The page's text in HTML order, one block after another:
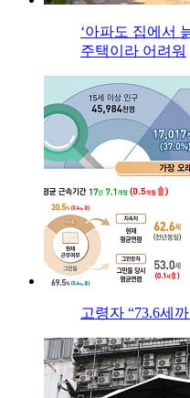
‘아파도 집에서
주택이라 어려워
고령자 “73.6세